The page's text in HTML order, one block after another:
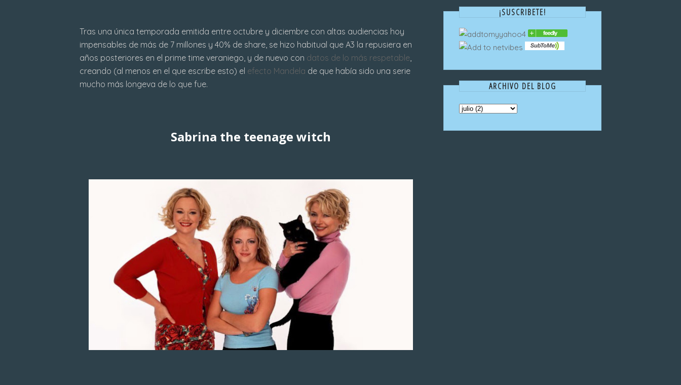
Tras una única temporada emitida entre octubre y diciembre con altas audiencias hoy
impensables de más de 7 millones y 40% de share, se hizo habitual que A3 la repusiera en
años posteriores en el prime time veraniego, y de nuevo con datos de lo más respetable,
creando (al menos en el que escribe esto) el efecto Mandela de que había sido una serie
mucho más longeva de lo que fue.
Sabrina the teenage witch
¡SUSCRIBETE!
ARCHIVO DEL BLOG